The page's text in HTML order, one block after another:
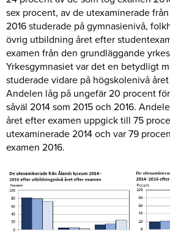
sex procent, av de utexaminerade
2016 studerade på gymnasienivå,
övrig utbildning året efter
examen från den grundläggande
Yrkesgymnasiet var det en betydligt
studerade vidare på högskolenivå
Andelen låg på ungefär 20 procent
såväl 2014 som 2015 och 2016.
året efter examen uppgick till 75
utexaminerade 2014 och var 79
examen 2016.